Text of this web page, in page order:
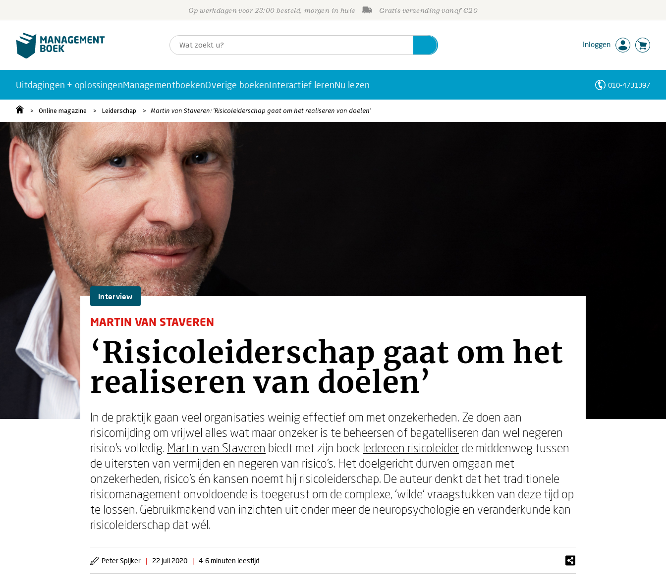
Op werkdagen voor 23:00 besteld, morgen in huis Gratis verzending vanaf €20
Inloggen
Uitdagingen + oplossingenManagementboekenOverige boekenInteractief lerenNu lezen 010-4731397
Online magazine Leiderschap Martin van Staveren: ‘Risicoleiderschap gaat om het realiseren van doelen’
Interview
MARTIN VAN STAVEREN
‘Risicoleiderschap gaat om het
realiseren van doelen’
In de praktijk gaan veel organisaties weinig effectief om met onzekerheden. Ze doen aan
risicomijding om vrijwel alles wat maar onzeker is te beheersen of bagatelliseren dan wel negeren
risico’s volledig. Martin van Staveren biedt met zijn boek Iedereen risicoleider de middenweg tussen
de uitersten van vermijden en negeren van risico’s. Het doelgericht durven omgaan met
onzekerheden, risico’s én kansen noemt hij risicoleiderschap. De auteur denkt dat het traditionele
risicomanagement onvoldoende is toegerust om de complexe, ‘wilde’ vraagstukken van deze tijd op
te lossen. Gebruikmakend van inzichten uit onder meer de neuropsychologie en veranderkunde kan
risicoleiderschap dat wél.
Peter Spijker | 22 juli 2020 | 4-6 minuten leestijd
Personen